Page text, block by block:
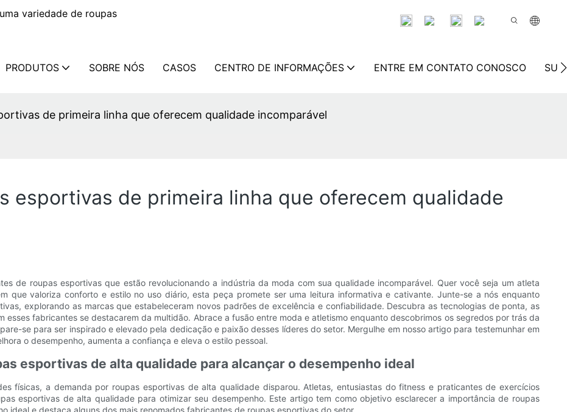
variedade de roupas
PRODUTOS SOBRE NÓS CASOS CENTRO DE INFORMAÇÕES ENTRE EM CONTATO CONOSCO
de primeira linha que oferecem qualidade incomparável
esportivas de primeira linha que oferecem qualidade
de roupas esportivas que estão revolucionando a indústria da moda com sua qualidade incomparável. Quer você seja um atleta
que valoriza conforto e estilo no uso diário, esta peça promete ser uma leitura informativa e cativante. Junte-se a nós enquanto
explorando as marcas que estabeleceram novos padrões de excelência e confiabilidade. Descubra as tecnologias de ponta, as
esses fabricantes se destacarem da multidão. Abrace a fusão entre moda e atletismo enquanto descobrimos os segredos por trás da
se para ser inspirado e elevado pela dedicação e paixão desses líderes do setor. Mergulhe em nosso artigo para testemunhar em
o desempenho, aumenta a confiança e eleva o estilo pessoal.
esportivas de alta qualidade para alcançar o desempenho ideal
físicas, a demanda por roupas esportivas de alta qualidade disparou. Atletas, entusiastas do fitness e praticantes de exercícios
esportivas de alta qualidade para otimizar seu desempenho. Este artigo tem como objetivo esclarecer a importância de roupas